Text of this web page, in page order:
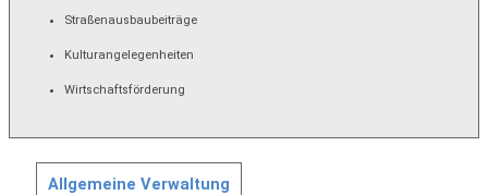
Straßenausbaubeiträge
Kulturangelegenheiten
Wirtschaftsförderung
Allgemeine Verwaltung